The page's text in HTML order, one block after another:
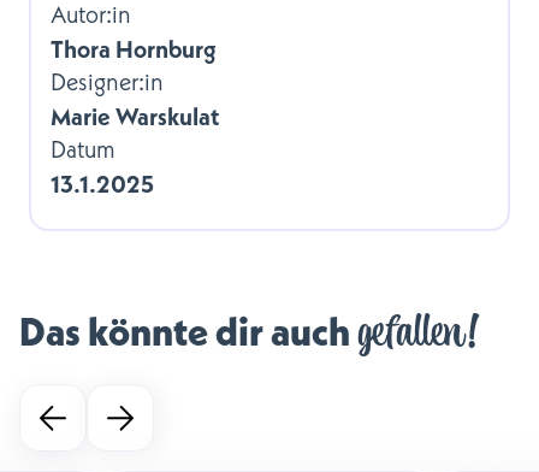
Autor:in
Thora Hornburg
Designer:in
Marie Warskulat
Datum
13.1.2025
Das könnte dir auch gefallen!